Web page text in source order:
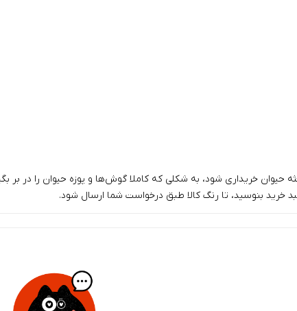
حیوان خریداری شود، به شکلی که کاملا گوش‌ها و پوزه حیوان را در بر
بنوسید، تا رنگ کالا طبق درخواست شما ارسال شود.